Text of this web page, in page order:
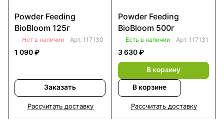
Powder Feeding
BioBloom 125г
Нет в наличии Арт. 117130
1 090 ₽
Заказать
Рассчитать доставку
Powder Feeding
BioBloom 500г
Есть в наличии Арт. 117131
3 630 ₽
В корзину
В корзине
Рассчитать доставку